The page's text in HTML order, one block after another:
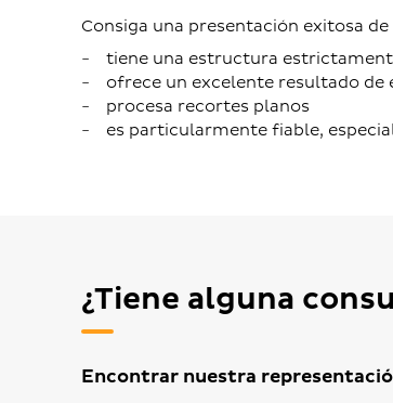
Consiga una presentación exitosa
tiene una estructura
ofrece un excelente resultado
procesa recortes planos
es particularmente fiable,
¿Tiene alguna
Encontrar nuestra